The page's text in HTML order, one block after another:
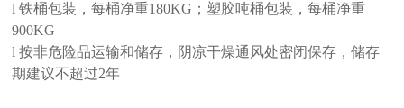
l 铁桶包装，每桶净重180KG；塑胶吨桶包装，每桶净重
900KG
l 按非危险品运输和储存，阴凉干燥通风处密闭保存，储存
期建议不超过2年